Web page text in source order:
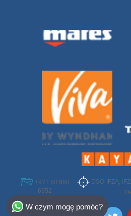
+971 50 950
6952
DSO-IFZA,
W czym mogę pomóc?
Select Destination
Egypt